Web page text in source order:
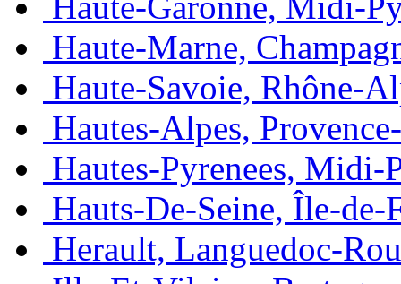
Haute-Marne,
Haute-Savoie, Rhône-
Hautes-Alpes,
Hautes-Pyrenees, Midi-
Hauts-De-Seine, Île-de-
Herault, Languedoc-